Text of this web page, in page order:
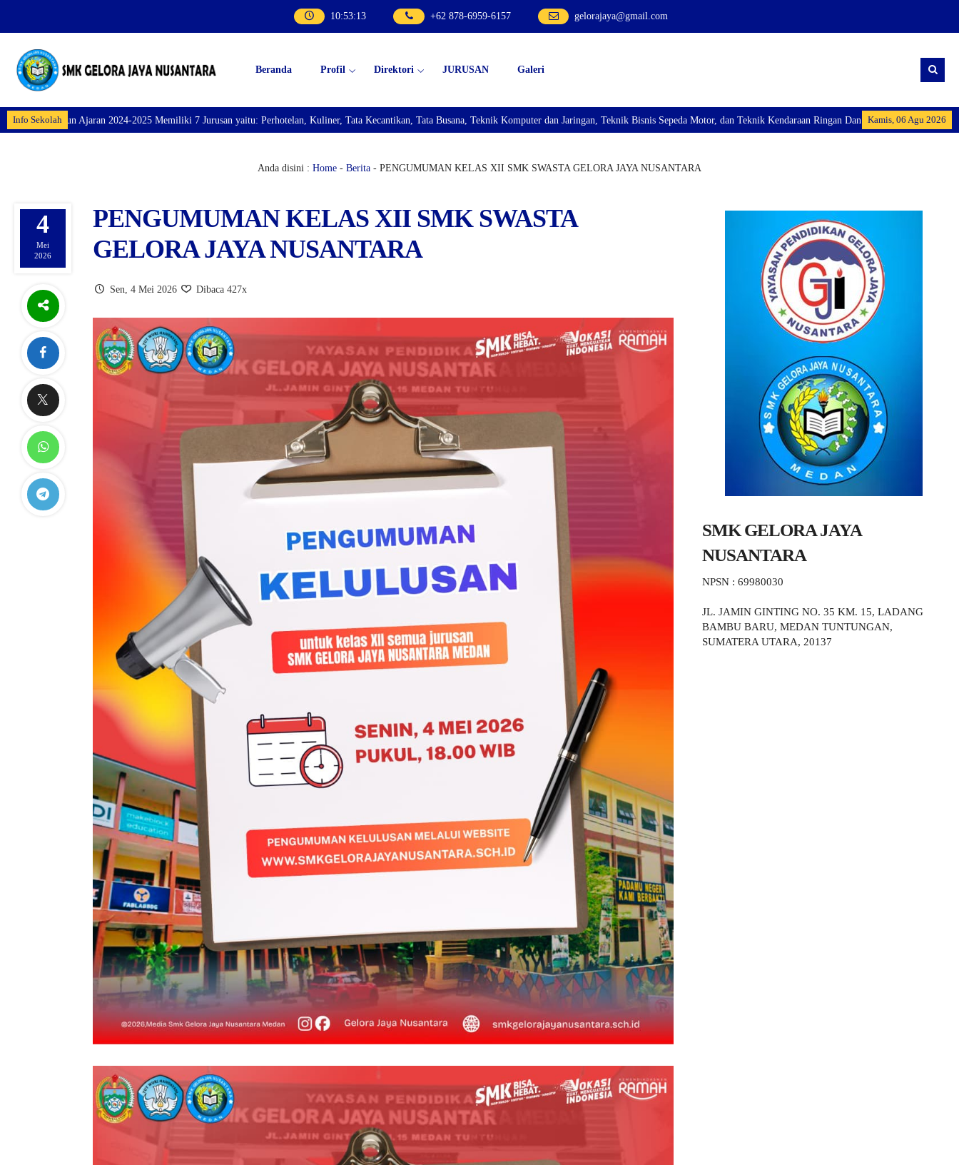
10:53:14 +62 878-6959-6157 gelorajaya@gmail.com
Beranda Profil Direktori JURUSAN Galeri
Info Sekolah Kamis, 06 Agu 2026
2024-2025 Memiliki 7 Jurusan yaitu: Perhotelan, Kuliner, Tata Kecantikan, Tata Busana, Teknik Komputer dan Jaringan, Teknik Bisnis Sepeda Motor, dan Teknik Kendaraan Ringan Dan membuka Kelas Industri: Axioo Class
Anda disini : Home - Berita - PENGUMUMAN KELAS XII SMK SWASTA GELORA JAYA NUSANTARA
4
Mei
2026
PENGUMUMAN KELAS XII SMK SWASTA
GELORA JAYA NUSANTARA
Sen, 4 Mei 2026 Dibaca 427x
SMK GELORA JAYA
NUSANTARA
NPSN : 69980030
JL. JAMIN GINTING NO. 35 KM. 15, LADANG
BAMBU BARU, MEDAN TUNTUNGAN,
SUMATERA UTARA, 20137